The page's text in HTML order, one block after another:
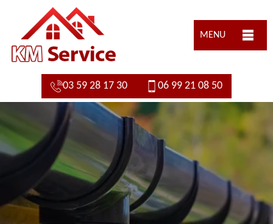
MENU
03 59 28 17 30 06 99 21 08 50